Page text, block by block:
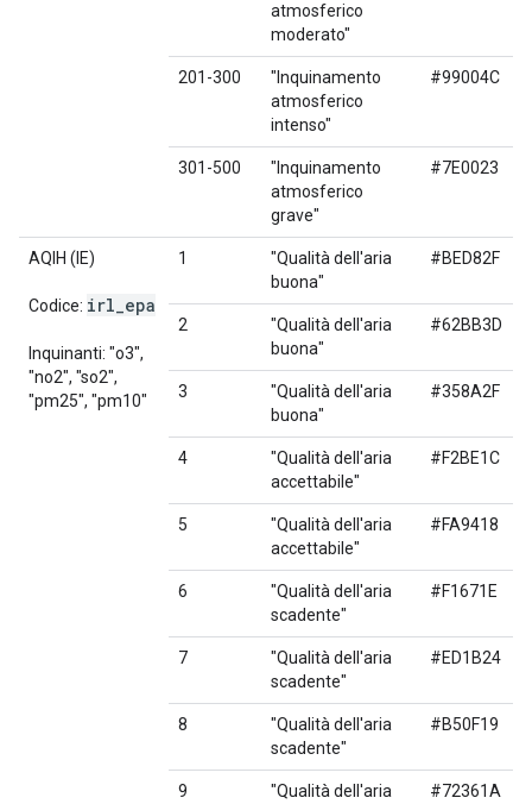
atmosferico
moderato"
201-300
"Inquinamento
atmosferico
intenso"
#99004C
301-500
"Inquinamento
atmosferico
grave"
#7E0023
AQIH (IE)
Codice: irl epa
Inquinanti: "o3",
"no2", "so2",
"pm25", "pm10"
1
"Qualità dell'aria
buona"
#BED82F
2
"Qualità dell'aria
buona"
#62BB3D
3
"Qualità dell'aria
buona"
#358A2F
4
"Qualità dell'aria
accettabile"
#F2BE1C
5
"Qualità dell'aria
accettabile"
#FA9418
6
"Qualità dell'aria
scadente"
#F1671E
7
"Qualità dell'aria
scadente"
#ED1B24
8
"Qualità dell'aria
scadente"
#B50F19
9
"Qualità dell'aria
#72361A